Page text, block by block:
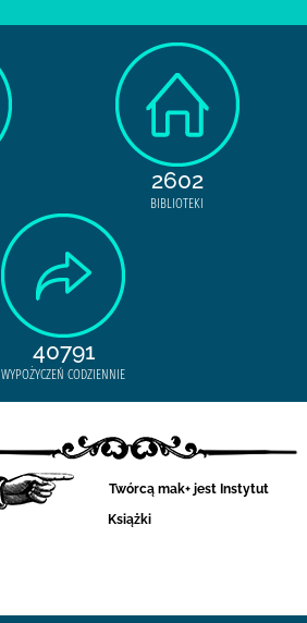
2602
BIBLIOTEKI
40791
WYPOŻYCZEŃ CODZIENNIE
Twórcą mak+ jest Instytut
Książki